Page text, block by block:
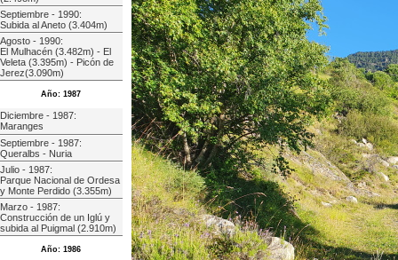
Septiembre - 1990:
Subida al Aneto (3.404m)
Agosto - 1990:
El Mulhacén (3.482m) - El
Veleta (3.395m) - Picón de
Jerez(3.090m)
Año: 1987
Diciembre - 1987:
Maranges
Septiembre - 1987:
Queralbs - Nuria
Julio - 1987:
Parque Nacional de Ordesa
y Monte Perdido (3.355m)
Marzo - 1987:
Construcción de un Iglú y
subida al Puigmal (2.910m)
Año: 1986